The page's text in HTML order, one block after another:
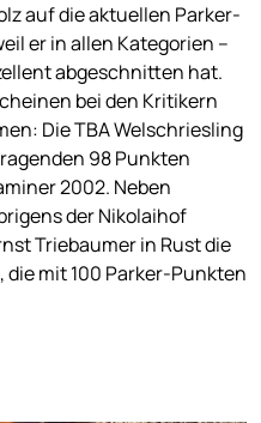
auf die aktuellen Parker-
er in allen Kategorien –
abgeschnitten hat.
bei den Kritikern
Die TBA Welschriesling
98 Punkten
2002. Neben
der Nikolaihof
Triebaumer in Rust die
mit 100 Parker-Punkten